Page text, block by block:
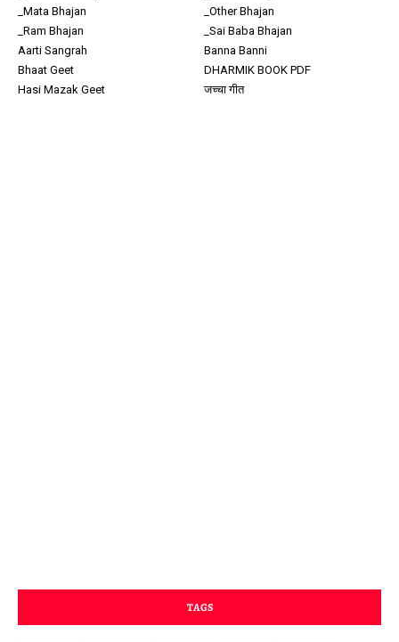
_Mata Bhajan
_Other Bhajan
_Ram Bhajan
_Sai Baba Bhajan
Aarti Sangrah
Banna Banni
Bhaat Geet
DHARMIK BOOK PDF
Hasi Mazak Geet
जच्चा गीत
TAGS